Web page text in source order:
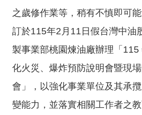
之歲修作業等，稍有不慎即可
訂於115年2月11日假台灣中油
製事業部桃園煉油廠辦理「115
化火災、爆炸預防說明會暨現
會」，以強化事業單位及其承
變能力，並落實相關工作者之